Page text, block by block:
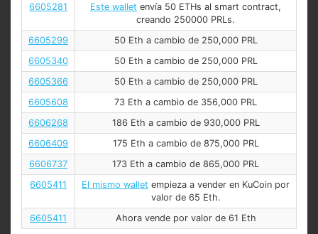
6605281
Este wallet envía 50 ETHs al smart contract,
creando 250000 PRLs.
6605299
50 Eth a cambio de 250,000 PRL
6605340
50 Eth a cambio de 250,000 PRL
6605366
50 Eth a cambio de 250,000 PRL
6605608
73 Eth a cambio de 356,000 PRL
6606268
186 Eth a cambio de 930,000 PRL
6606409
175 Eth a cambio de 875,000 PRL
6606737
173 Eth a cambio de 865,000 PRL
6605411
El mismo wallet empieza a vender en KuCoin por
valor de 65 Eth.
6605411
Ahora vende por valor de 61 Eth